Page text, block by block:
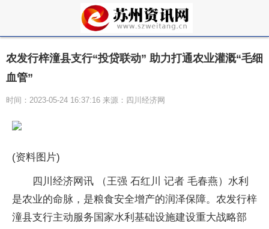
农发行梓潼县支行“投贷联动” 助力打通农业灌溉“毛细
血管”
时间：2023-05-24 16:37:16 来源：四川经济网
(资料图片)
四川经济网讯 （王强 石红川 记者 毛春燕）水利
是农业的命脉，是粮食安全增产的润泽保障。农发行梓
潼县支行主动服务国家水利基础设施建设重大战略部